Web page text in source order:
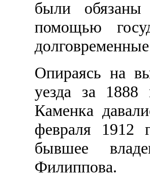
были
помощью
Опираясь на
уезда за 1888
Каменка
февраля 1912
бывшее
Филиппова.